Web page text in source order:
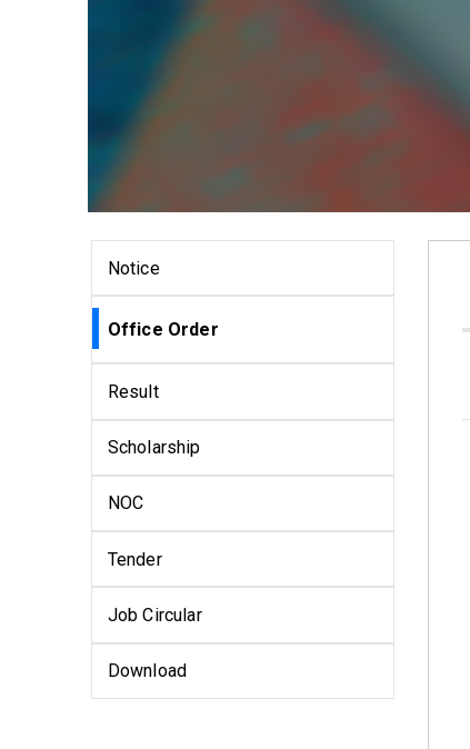
Notice
Office Order
Result
Scholarship
NOC
Tender
Job Circular
Download